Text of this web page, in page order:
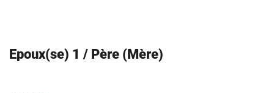
Epoux(se) 1 / Père (Mère)